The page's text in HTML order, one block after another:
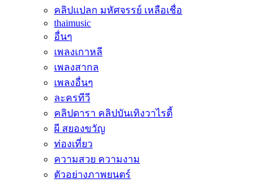
คลิปแปลก มหัศจรรย์ เหลือเชื่อ
thaimusic
อื่นๆ
เพลงเกาหลี
เพลงสากล
เพลงอื่นๆ
ละครทีวี
คลิปดารา คลิปบันเทิงวาไรตี้
ผี สยองขวัญ
ท่องเที่ยว
ความสวย ความงาม
ตัวอย่างภาพยนตร์